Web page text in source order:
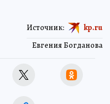
Евгения Богданова
Источник: kp.ru